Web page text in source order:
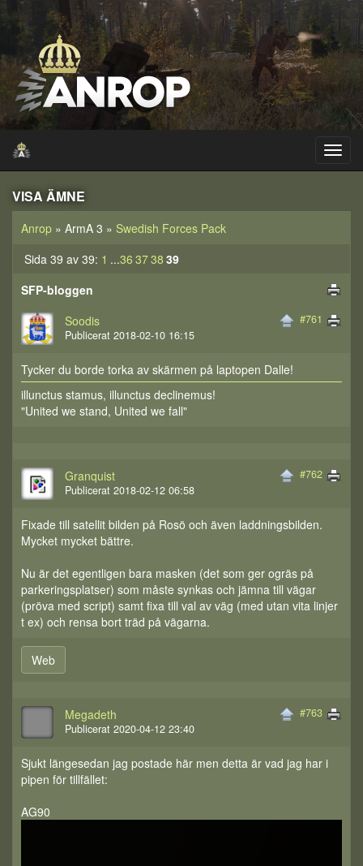
VISA ÄMNE
Anrop » ArmA 3 » Swedish Forces Pack
Sida 39 av 39: 1 ...36 3738 39
SFP-bloggen
#761
Soodis
Publicerat 2018-02-10 16:15
Tycker du borde torka av skärmen på laptopen Dalle!
illunctus stamus, illunctus declinemus!
"United we stand, United we fall"
#762
Granquist
Publicerat 2018-02-12 06:58
Fixade till satellit bilden på Rosö och även laddningsbilden.
Mycket mycket bättre.
Nu är det egentligen bara masken (det som ger ogräs på
parkeringsplatser) som måste synkas och jämna till vägar
(pröva med script) samt fixa till val av väg (med utan vita linjer
t ex) och rensa bort träd på vägarna.
Web
#763
Megadeth
Publicerat 2020-04-12 23:40
Sjukt längesedan jag postade här men detta är vad jag har i
pipen för tillfället:
AG90